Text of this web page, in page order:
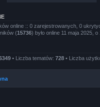
online :: 0 zarejestrowanych, 0
(15736) było online 11 maja 2025, o
• Liczba tematów: 728 • Liczba